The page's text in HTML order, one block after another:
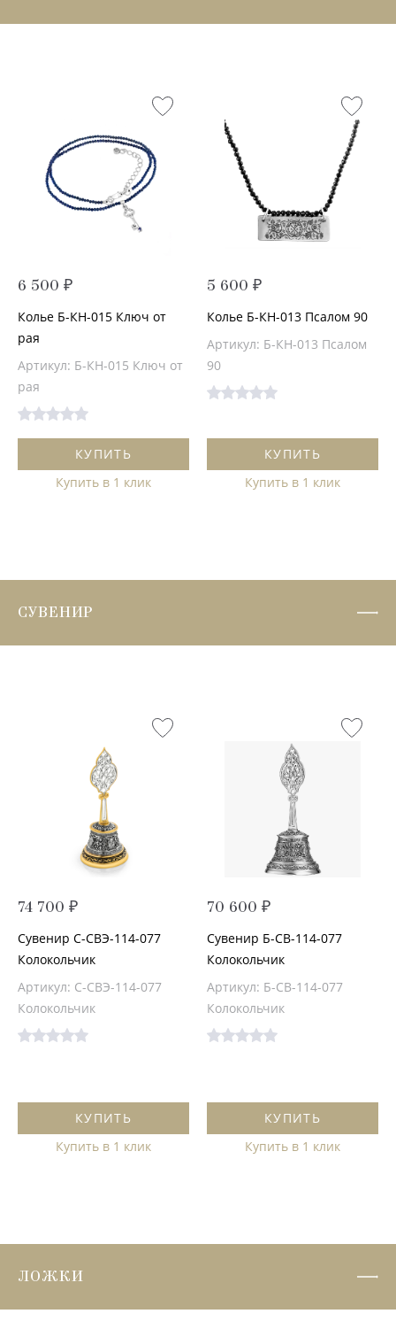
6 500 ₽
Колье Б-КН-015 Ключ от
рая
Артикул: Б-КН-015 Ключ от
рая
КУПИТЬ
Купить в 1 клик
5 600 ₽
Колье Б-КН-013 Псалом 90
Артикул: Б-КН-013 Псалом
90
КУПИТЬ
Купить в 1 клик
СУВЕНИР
74 700 ₽
Сувенир С-СВЭ-114-077
Колокольчик
Артикул: С-СВЭ-114-077
Колокольчик
КУПИТЬ
Купить в 1 клик
70 600 ₽
Сувенир Б-СВ-114-077
Колокольчик
Артикул: Б-СВ-114-077
Колокольчик
КУПИТЬ
Купить в 1 клик
ЛОЖКИ